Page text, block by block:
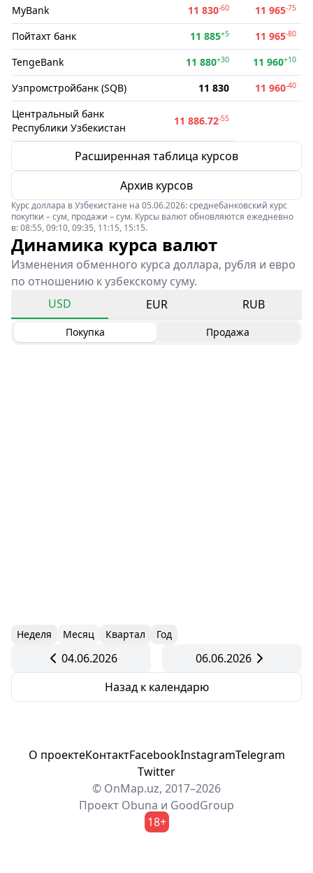
MyBank 11 830-60 11 965-75
Пойтахт банк 11 885+5 11 965-80
TengeBank 11 880+30 11 960+10
Узпромстройбанк (SQB) 11 830 11 960-40
Центральный банк
Республики Узбекистан
11 886.72-55
Расширенная таблица курсов
Архив курсов
Курс доллара в Узбекистане на 05.06.2026: среднебанковский курс
покупки – сум, продажи – сум. Курсы валют обновляются ежедневно
в: 08:55, 09:10, 09:35, 11:15, 15:15.
Динамика курса валют
Изменения обменного курса доллара, рубля и евро
по отношению к узбекскому суму.
USD
EUR RUB
Покупка Продажа
Неделя Месяц Квартал Год
04.06.2026
06.06.2026
Назад к календарю
О проектеКонтактFacebookInstagramTelegram
Twitter
© OnMap.uz, 2017–2026
Проект Obuna и GoodGroup
18+